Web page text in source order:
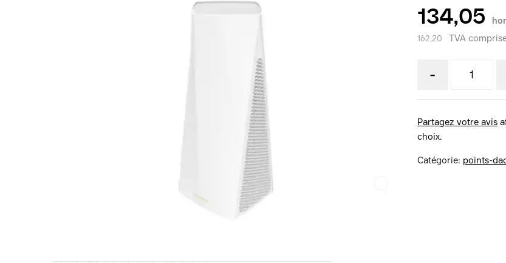
134,05
162,20 TVA
-
Partagez votre avis
choix.
Catégorie: points-